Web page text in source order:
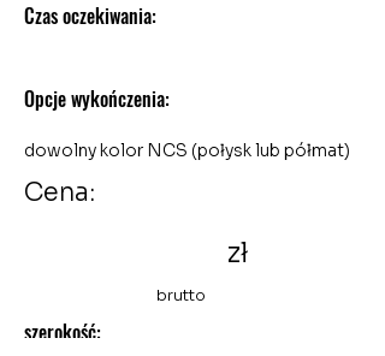
Czas oczekiwania:
Opcje wykończenia:
dowolny kolor NCS (połysk lub półmat)
Cena:
zł
brutto
szerokość: